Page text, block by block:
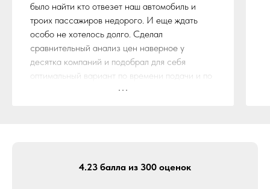
было найти кто отвезет наш автомобиль и
троих пассажиров недорого. И еще ждать
особо не хотелось долго. Сделал
сравнительный анализ цен наверное у
десятка компаний и подобрал для себя
оптимальный вариант по времени подачи и по
стоимости. Остановился на службе эвакуации
бонусом шел пяти местный эвакуатор с дубль
4.23 балла из 300 оценок